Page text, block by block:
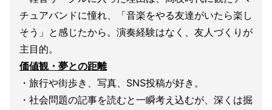
チュアバンドに憧れ、「音楽をやる友達がいたら楽し
そう」と感じたから。演奏経験はなく、友人づくりが
主目的。
価値観・夢との距離
・旅行や街歩き、写真、SNS投稿が好き。
・社会問題の記事を読むと一瞬考え込むが、深くは掘